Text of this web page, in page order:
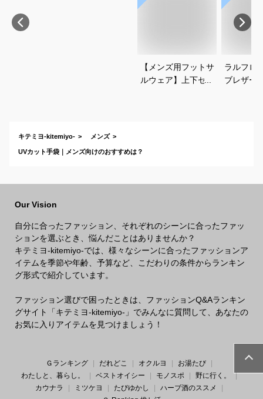
【メンズ用フットサ
ルウェア】上下セッ
ラルフロ
ブレザー
キテミヨ-kitemiyo- メンズ
UVカット手袋｜メンズ向けのおすすめは？
Our Vision
自分に合ったファッション、それぞれのシーンに合ったファッ
ションを選ぶとき、悩んだことはありませんか？
キテミヨ-kitemiyo-では、様々なシーンに合ったファッションア
イテムを季節や年齢、予算など、こだわりの条件からランキン
グ形式で紹介しています。
ファッション選びで困ったときは、ファッションQ&Aランキン
グサイト「キテミヨ-kitemiyo-」でみんなに質問して、あなたの
お気に入りアイテムを見つけましょう！
Ｇランキング だれどこ オクルヨ
お湯たび
わたしと、暮らし。
ベストオイシー モノスポ
野に行く。
カウナラ
ミツケヨ たびゆかし
ハーブ酒のススメ